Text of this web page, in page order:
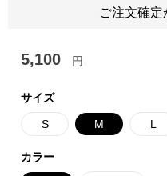
ご注文確
5,100 円
サイズ
S M L
カラー